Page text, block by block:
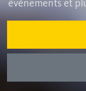
événements et